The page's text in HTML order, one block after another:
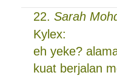
Sarah
Kylex:
eh yeke?
kuat berjalan